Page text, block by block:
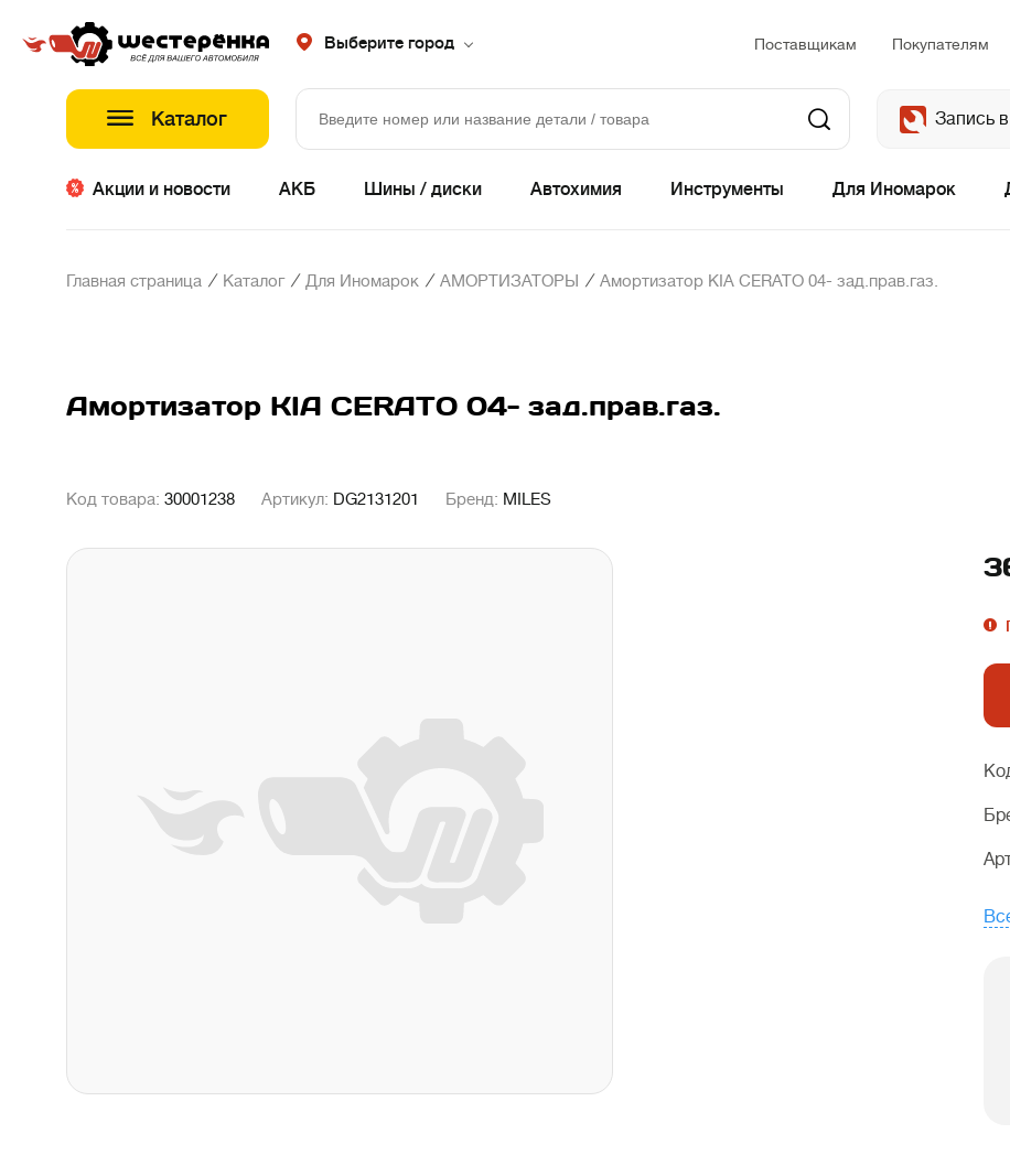
Выберите город Поставщикам Покупателям
Каталог Запись
Акции и новости АКБ Шины / диски Автохимия Инструменты Для Иномарок
Главная страница / Каталог / Для Иномарок / АМОРТИЗАТОРЫ / Амортизатор KIA CERATO 04- зад.прав.газ.
Амортизатор KIA CERATO 04- зад.прав.газ.
Код товара: 30001238 Артикул: DG2131201 Бренд: MILES